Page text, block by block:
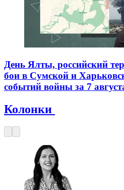
День Ялты, российский
бои в Сумской и
событий войны за 7
Колонки